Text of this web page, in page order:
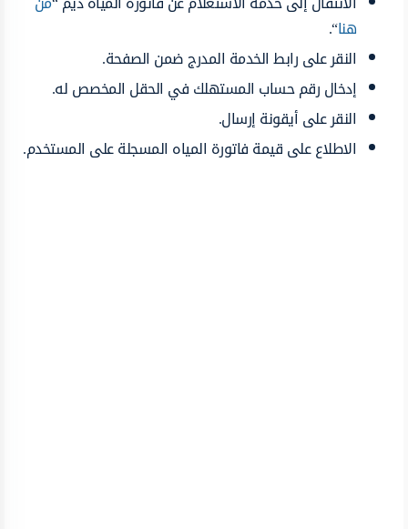
هنا“.
النقر على رابط الخدمة المدرج ضمن الصفحة.
إدخال رقم حساب المستهلك في الحقل المخصص له.
النقر على أيقونة إرسال.
الاطلاع على قيمة فاتورة المياه المسجلة على المستخدم.